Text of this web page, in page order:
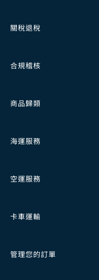
關稅退稅
合規稽核
商品歸類
海運服務
空運服務
卡車運輸
管理您的訂單